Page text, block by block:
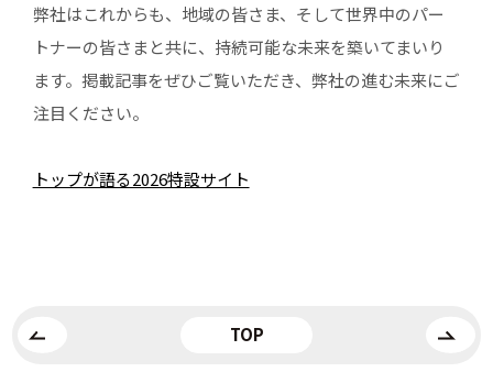
弊社はこれからも、地域の皆さま、そして世界中のパー
トナーの皆さまと共に、持続可能な未来を築いてまいり
ます。掲載記事をぜひご覧いただき、弊社の進む未来にご
注目ください。
トップが語る2026特設サイト
TOP